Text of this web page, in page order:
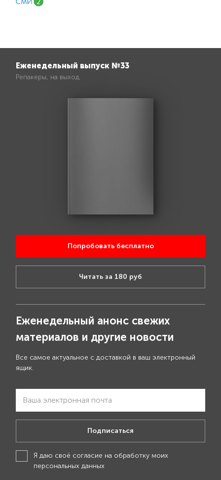
Еженедельный выпуск №33
Репакеры, на выход
Попробовать бесплатно
Читать за 180 руб
Еженедельный анонс свежих
материалов и другие новости
Все самое актуальное с доставкой в ваш электронный
ящик.
Подписаться
Я даю своё согласие на обработку моих
персональных данных